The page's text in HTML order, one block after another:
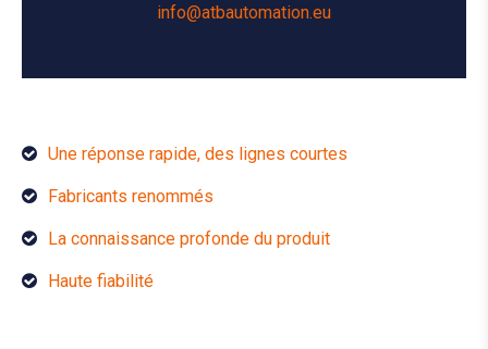
info@atbautomation.eu
Une réponse rapide, des lignes courtes
Fabricants renommés
La connaissance profonde du produit
Haute fiabilité